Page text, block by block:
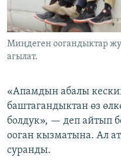
Миңдеген оогандыктар
агылат.
«Апамдын абалы
баштагандыктан өз
болдук», — деп айтып
ооган кызматына. Ал
суранды.